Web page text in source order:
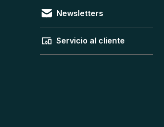
Newsletters
Servicio al cliente